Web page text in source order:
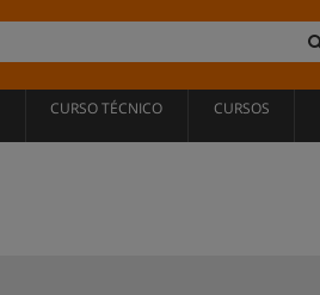
CURSO TÉCNICO CURSOS